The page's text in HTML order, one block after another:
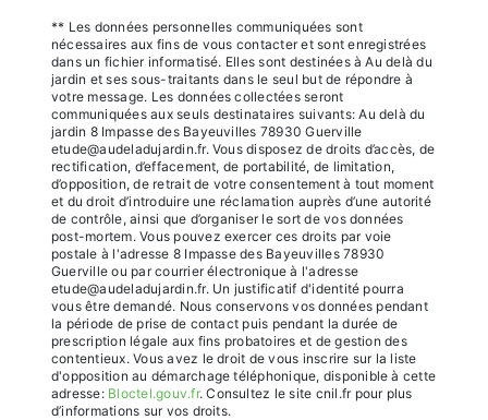
** Les données personnelles communiquées sont
nécessaires aux fins de vous contacter et sont enregistrées
dans un fichier informatisé. Elles sont destinées à Au delà du
jardin et ses sous-traitants dans le seul but de répondre à
votre message. Les données collectées seront
communiquées aux seuls destinataires suivants: Au delà du
jardin 8 Impasse des Bayeuvilles 78930 Guerville
etude@audeladujardin.fr. Vous disposez de droits d’accès, de
rectification, d’effacement, de portabilité, de limitation,
d’opposition, de retrait de votre consentement à tout moment
et du droit d’introduire une réclamation auprès d’une autorité
de contrôle, ainsi que d’organiser le sort de vos données
post-mortem. Vous pouvez exercer ces droits par voie
postale à l'adresse 8 Impasse des Bayeuvilles 78930
Guerville ou par courrier électronique à l'adresse
etude@audeladujardin.fr. Un justificatif d'identité pourra
vous être demandé. Nous conservons vos données pendant
la période de prise de contact puis pendant la durée de
prescription légale aux fins probatoires et de gestion des
contentieux. Vous avez le droit de vous inscrire sur la liste
d'opposition au démarchage téléphonique, disponible à cette
adresse: Bloctel.gouv.fr. Consultez le site cnil.fr pour plus
d’informations sur vos droits.